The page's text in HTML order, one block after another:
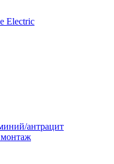
Electric
антрацит